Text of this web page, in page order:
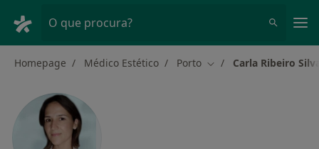
O que procura?
Homepage Médico Estético Porto Mudar de cidade
Carla Ribeiro